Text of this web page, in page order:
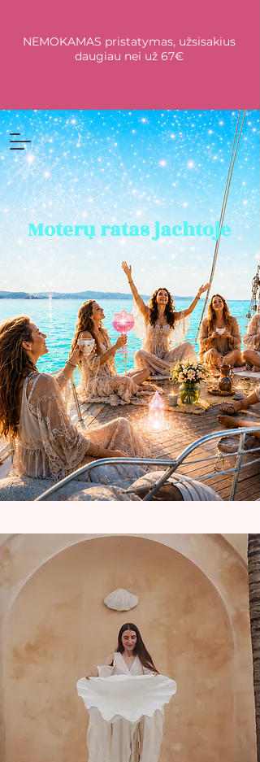
NEMOKAMAS pristatymas, užsisakius
daugiau nei už 67€
Moterų ratas jachtoje